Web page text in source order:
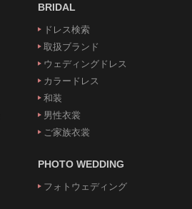
BRIDAL
ドレス検索
取扱ブランド
ウェディングドレス
カラードレス
和装
男性衣裳
ご家族衣裳
PHOTO WEDDING
フォトウェディング